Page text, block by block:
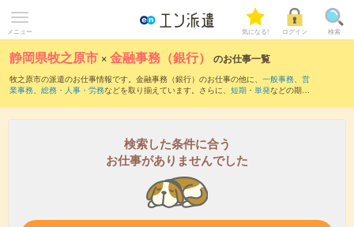
メニュー 気になる! ログイン 検索
静岡県牧之原市 ×金融事務（銀行） のお仕事一覧
牧之原市の派遣のお仕事情報です。金融事務（銀行）のお仕事の他に、 一般事務、 営
業事務、 総務・人事・労務などを取り揃えています。さらに、 短期 ・ 単発などの期間
検索した条件に合う
お仕事がありませんでした